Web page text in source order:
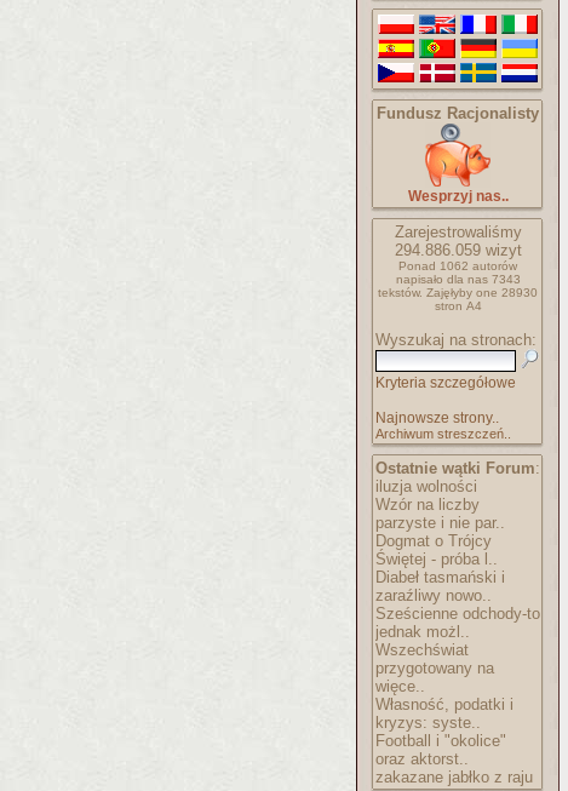
Fundusz Racjonalisty
Wesprzyj nas..
Zarejestrowaliśmy
294.886.059wizyt
Ponad 1062 autorów
napisało dla nas 7343
tekstów. Zajęłyby one 28930
stron A4
Wyszukaj na stronach:
Kryteria szczegółowe
Najnowsze strony..
Archiwum streszczeń..
Ostatnie wątki Forum:
iluzja wolności
Wzór na liczby
parzyste i nie par..
Dogmat o Trójcy
Świętej - próba l..
Diabeł tasmański i
zaraźliwy nowo..
Sześcienne odchody-to
jednak możl..
Wszechświat
przygotowany na
więce..
Własność, podatki i
kryzys: syste..
Football i "okolice"
oraz aktorst..
zakazane jabłko z raju